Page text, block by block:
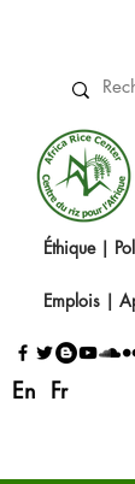
En Fr
Éthique|
Emplois |